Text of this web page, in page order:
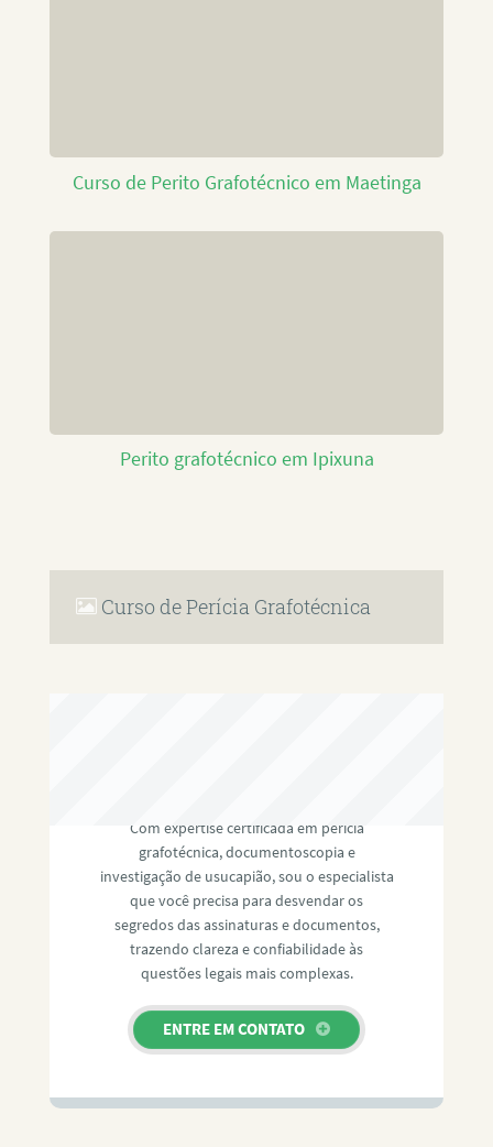
Curso de Perito Grafotécnico em Maetinga
Perito grafotécnico em Ipixuna
Curso de Perícia Grafotécnica
Com expertise certificada em perícia
grafotécnica, documentoscopia e
investigação de usucapião, sou o especialista
que você precisa para desvendar os
segredos das assinaturas e documentos,
trazendo clareza e confiabilidade às
questões legais mais complexas.
ENTRE EM CONTATO